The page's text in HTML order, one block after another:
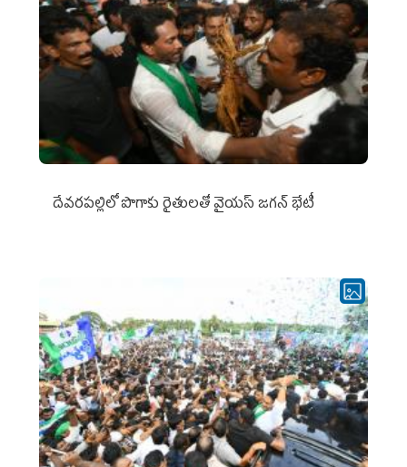
దేవరపల్లిలో పొగాకు రైతులతో వైయస్ జగన్ భేటీ